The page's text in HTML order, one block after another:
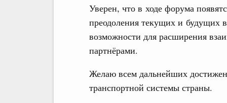
Уверен, что в ходе форума
преодоления текущих и будущих
возможности для расширения
партнёрами.
Желаю всем дальнейших
транспортной системы страны.